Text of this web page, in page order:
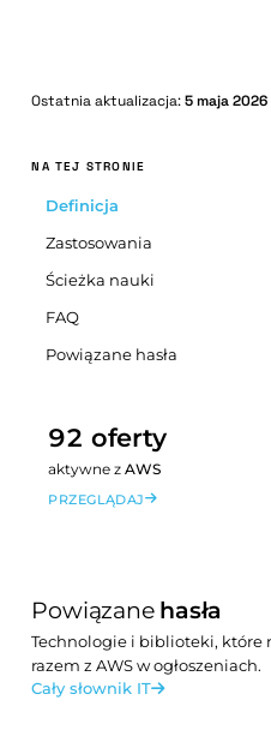
Ostatnia aktualizacja:5 maja 2026
NA TEJ STRONIE
Definicja
Zastosowania
Ścieżka nauki
FAQ
Powiązane hasła
92 oferty
aktywne zAWS
PRZEGLĄDAJ
Powiązane hasła
Technologie i biblioteki, które
razem z AWS w ogłoszeniach.
Cały słownik IT